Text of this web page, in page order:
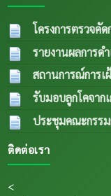
โครงการตรวจคั
ความผิดปกติด้าน
ปีงบประมาณ พ.
รายงานผลการ
สัตว์ประจำเดือน
สถานการณ์การเ
เล็ก PM 2.5 ปร
2569
รับมอบลูกโคจาก
รายใหม่ (กรณีลูก
เกษตรกรรายให
สัตว์แก่เกษตรกรใ
ประชุมคณะกรรม
ติดต่อเรา
<